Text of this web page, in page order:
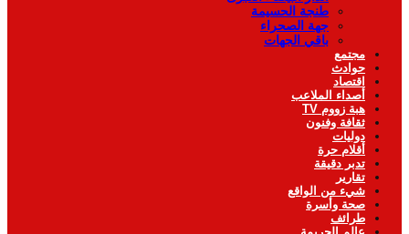
طنجة الحسيمة
جهة الصحراء
باقي الجهات
مجتمع
حوادث
اقتصاد
أصداء الملاعب
هبة زووم TV
ثقافة وفنون
دوليات
أقلام حرة
تدبر دقيقة
تقارير
شيء من الواقع
صحة وأسرة
طرائف